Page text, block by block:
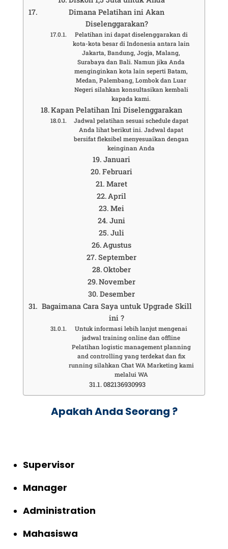
Dimana Pelatihan ini Akan
Diselenggarakan?
Pelatihan ini dapat diselenggarakan di
kota-kota besar di Indonesia antara lain
Jakarta, Bandung, Jogja, Malang,
Surabaya dan Bali. Namun jika Anda
menginginkan kota lain seperti Batam,
Medan, Palembang, Lombok dan Luar
Negeri silahkan konsultasikan kembali
kapada kami.
Kapan Pelatihan Ini Diselenggarakan
Jadwal pelatihan sesuai schedule dapat
Anda lihat berikut ini. Jadwal dapat
bersifat fleksibel menyesuaikan dengan
keinginan Anda
Januari
Februari
Maret
April
Mei
Juni
Juli
Agustus
September
Oktober
November
Desember
Bagaimana Cara Saya untuk Upgrade Skill
ini ?
Untuk informasi lebih lanjut mengenai
jadwal training online dan offline
Pelatihan logistic management planning
and controlling yang terdekat dan fix
running silahkan Chat WA Marketing kami
melalui WA
082136930993
Apakah Anda Seorang ?
Supervisor
Manager
Administration
Mahasiswa